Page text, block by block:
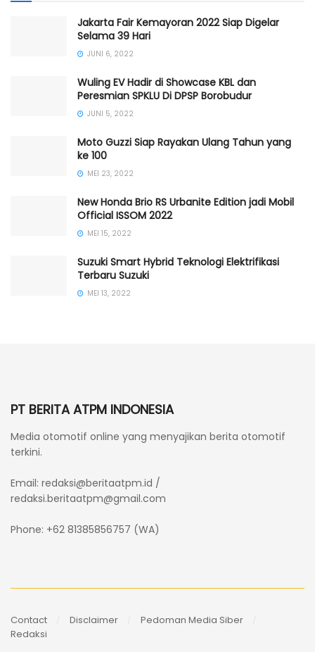
Jakarta Fair Kemayoran 2022 Siap Digelar
Selama 39 Hari
JUNI 6, 2022
Wuling EV Hadir di Showcase KBL dan
Peresmian SPKLU Di DPSP Borobudur
JUNI 5, 2022
Moto Guzzi Siap Rayakan Ulang Tahun yang
ke 100
MEI 23, 2022
New Honda Brio RS Urbanite Edition jadi Mobil
Official ISSOM 2022
MEI 15, 2022
Suzuki Smart Hybrid Teknologi Elektrifikasi
Terbaru Suzuki
MEI 13, 2022
PT BERITA ATPM INDONESIA
Media otomotif online yang menyajikan berita otomotif
terkini.
Email: redaksi@beritaatpm.id /
redaksi.beritaatpm@gmail.com
Phone: +62 81385856757 (WA)
Contact Disclaimer
Pedoman Media Siber
Redaksi